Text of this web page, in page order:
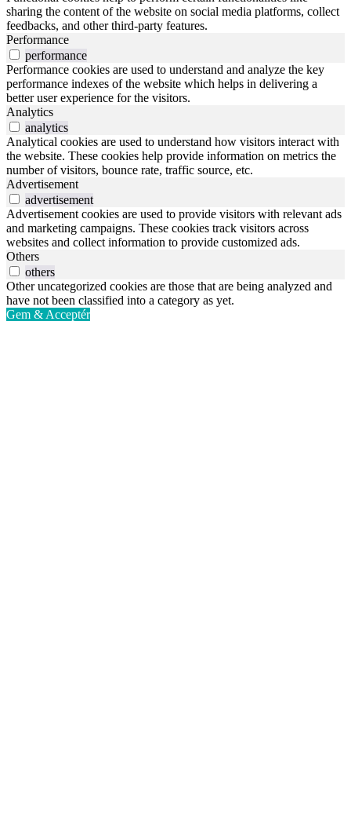
sharing the content of the website on social media platforms, collect
feedbacks, and other third-party features.
Performance
performance
Performance cookies are used to understand and analyze the key
performance indexes of the website which helps in delivering a
better user experience for the visitors.
Analytics
analytics
Analytical cookies are used to understand how visitors interact with
the website. These cookies help provide information on metrics the
number of visitors, bounce rate, traffic source, etc.
Advertisement
advertisement
Advertisement cookies are used to provide visitors with relevant ads
and marketing campaigns. These cookies track visitors across
websites and collect information to provide customized ads.
Others
others
Other uncategorized cookies are those that are being analyzed and
have not been classified into a category as yet.
Gem & Acceptér